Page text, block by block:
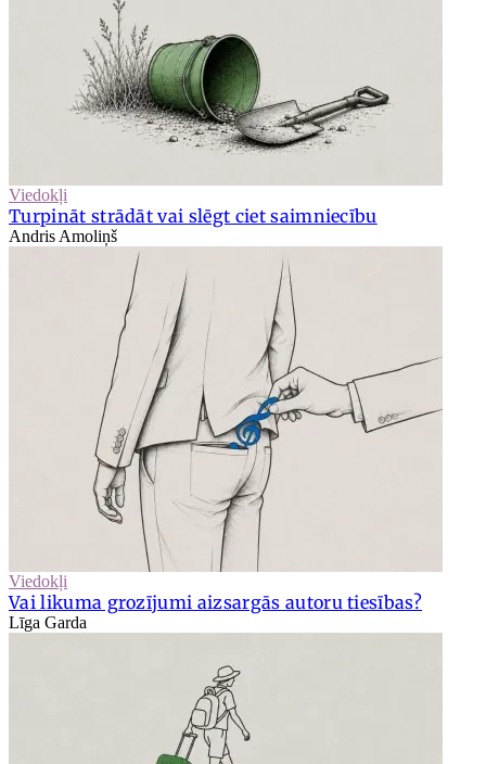
Viedokļi
Turpināt strādāt vai slēgt ciet saimniecību
Andris Amoliņš
Viedokļi
Vai likuma grozījumi aizsargās autoru tiesības?
Līga Garda